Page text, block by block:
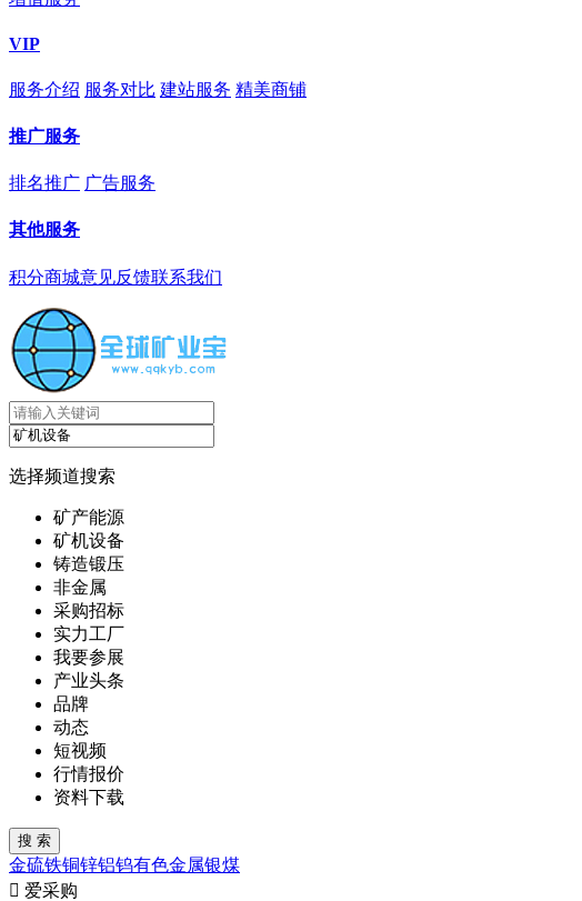
VIP
服务介绍 服务对比 建站服务 精美商铺
推广服务
排名推广 广告服务
其他服务
积分商城意见反馈联系我们
选择频道搜索
矿产能源
矿机设备
铸造锻压
非金属
采购招标
实力工厂
我要参展
产业头条
品牌
动态
短视频
行情报价
资料下载
金硫铁铜锌铝钨有色金属银煤
 爱采购